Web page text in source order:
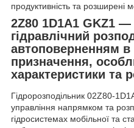
продуктивність та розширені
2Z80 1D1A1 GKZ1 —
гідравлічний
автоповерненням в
призначення,
характеристики та
Гідророзподільник 02Z80-
управління напрямком та
гідросистемах мобільної та